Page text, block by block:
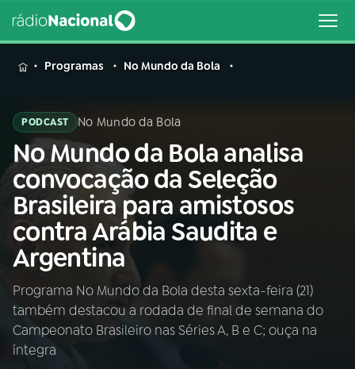
MENU
Buscar
na
Rádio
Nacional
Buscar
AO VIVO
01INÍCIO
Programas No Mundo da Bola
PODCAST No Mundo da Bola
No Mundo da Bola analisa
convocação da Seleção
Brasileira para amistosos
contra Arábia Saudita e
Argentina
Programa No Mundo da Bola desta sexta-feira (21)
também destacou a rodada de final de semana do
Campeonato Brasileiro nas Séries A, B e C; ouça na
íntegra